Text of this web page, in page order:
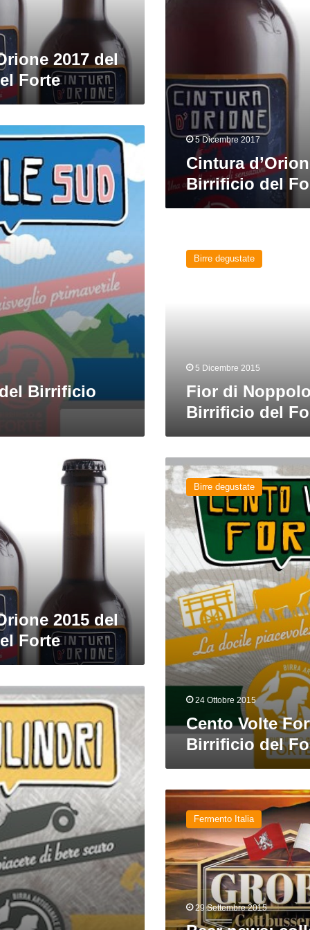
2017 del
Forte
5 Dicembre 2017
Cintura
Birrificio del
Birrificio
Noppolo
Birre degustate
5 Dicembre 2015
Fior di
Birrificio del
2015 del
Forte
Cento
Volte
Forte
Birrificio
Birre degustate
24 Ottobre 2015
Cento Volte
Birrificio del
Beer
news:
collaboration
beers
e
nuove
birre
italiane
Fermento Italia
29 Settembre 2015